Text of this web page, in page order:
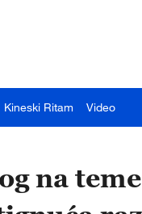
Kineski Ritam Video
na